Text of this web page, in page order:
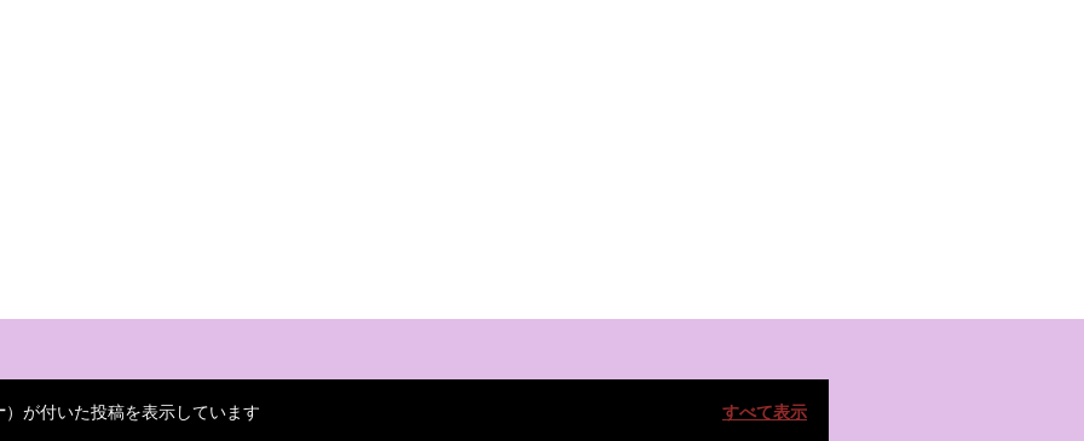
）が付いた投稿を表示しています すべて表示